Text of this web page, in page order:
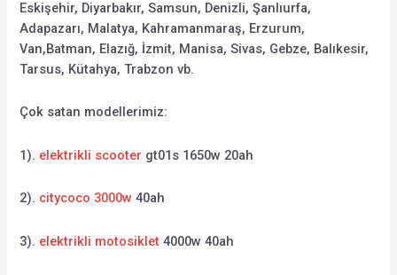
Eskişehir, Diyarbakır, Samsun, Denizli, Şanlıurfa,
Adapazarı, Malatya, Kahramanmaraş, Erzurum,
Van,Batman, Elazığ, İzmit, Manisa, Sivas, Gebze, Balıkesir,
Tarsus, Kütahya, Trabzon vb.
Çok satan modellerimiz:
1). elektrikli scooter gt01s 1650w 20ah
2). citycoco 3000w 40ah
3). elektrikli motosiklet 4000w 40ah